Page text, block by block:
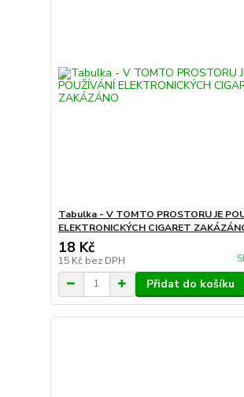
Tabulka - V TOMTO PROSTORU JE
ELEKTRONICKÝCH CIGARET
18 Kč
15 Kč bez DPH
Přidat do košíku